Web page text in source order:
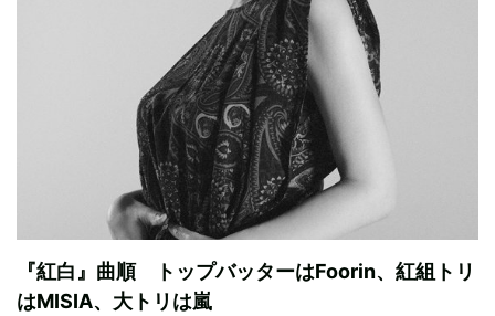
『紅白』曲順 トップバッターはFoorin、紅組トリ
はMISIA、大トリは嵐